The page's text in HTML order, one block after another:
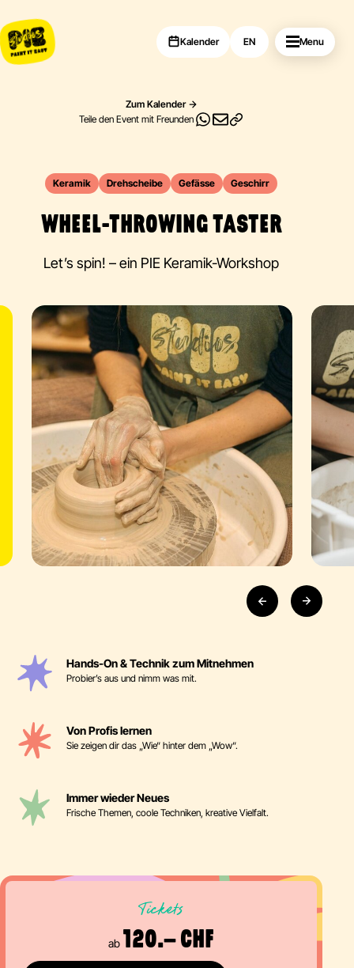
Kalender EN Menu
Zum Kalender
Teile den Event mit Freunden
Keramik Drehscheibe Gefässe Geschirr
WHEEL-THROWING TASTER
Let’s spin! – ein PIE Keramik-Workshop
Hands-On & Technik zum Mitnehmen
Probier’s aus und nimm was mit.
Von Profis lernen
Sie zeigen dir das „Wie“ hinter dem „Wow“.
Immer wieder Neues
Frische Themen, coole Techniken, kreative Vielfalt.
Tickets
ab 120.– CHF